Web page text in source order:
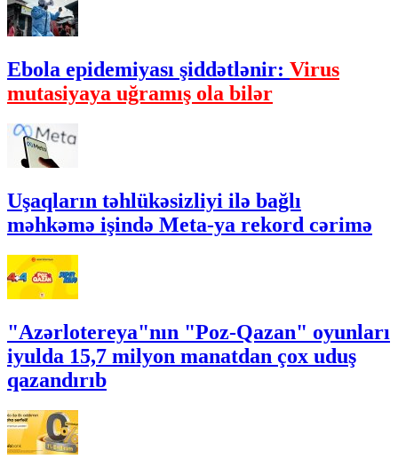
Ebola epidemiyası şiddətlənir: Virus
mutasiyaya uğramış ola bilər
Uşaqların təhlükəsizliyi ilə bağlı
məhkəmə işində Meta-ya rekord cərimə
"Azərlotereya"nın "Poz-Qazan" oyunları
iyulda 15,7 milyon manatdan çox uduş
qazandırıb